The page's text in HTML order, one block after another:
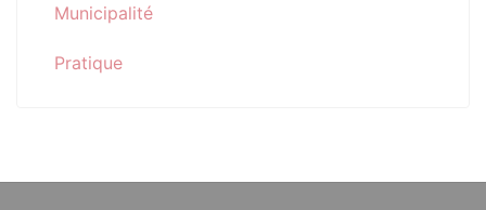
Municipalité
Pratique